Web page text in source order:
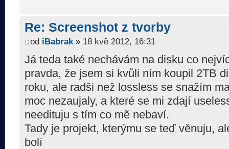
Re: Screenshot z tvorby
od iBabrak» 18 kvě 2012, 16:31
Já teda také nechávám na disku co
pravda, že jsem si kvůli ním koupil 2TB
roku, ale radši než lossless se snažím
moc nezaujaly, a které se mi zdají
needituju s tím co mě nebaví.
Tady je projekt, kterýmu se teď věnuju,
bolí